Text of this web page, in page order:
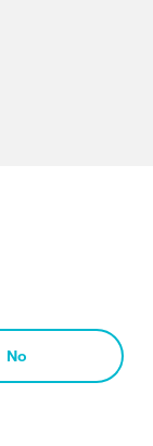
No